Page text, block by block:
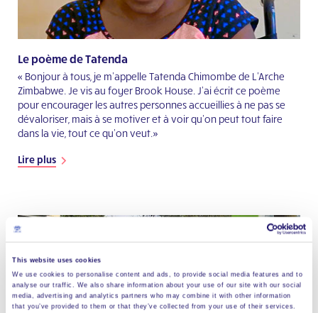
This website uses cookies
We use cookies to personalise content and ads, to provide social media features and to
analyse our traffic. We also share information about your use of our site with our social
media, advertising and analytics partners who may combine it with other information
that you’ve provided to them or that they’ve collected from your use of their services.
Le poème de Tatenda
« Bonjour à tous, je m’appelle Tatenda Chimombe de L'Arche
Zimbabwe. Je vis au foyer Brook House. J’ai écrit ce poème
pour encourager les autres personnes accueillies à ne pas se
dévaloriser, mais à se motiver et à voir qu’on peut tout faire
dans la vie, tout ce qu’on veut.»
Lire plus